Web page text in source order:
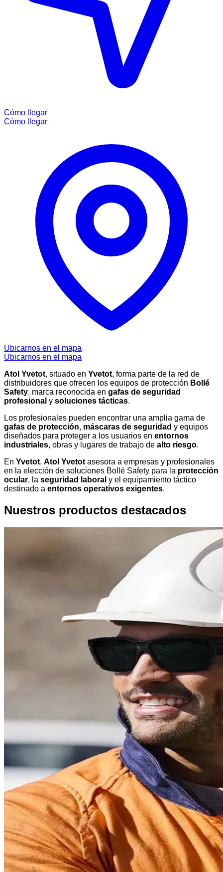
Cómo llegar
Cómo llegar
Ubicarnos en el mapa
Ubicarnos en el mapa
Atol Yvetot, situado en Yvetot, forma parte de la red de
distribuidores que ofrecen los equipos de protección Bollé
Safety, marca reconocida en gafas de seguridad
profesional y soluciones tácticas.
Los profesionales pueden encontrar una amplia gama de
gafas de protección, máscaras de seguridad y equipos
diseñados para proteger a los usuarios en entornos
industriales, obras y lugares de trabajo de alto riesgo.
En Yvetot, Atol Yvetot asesora a empresas y profesionales
en la elección de soluciones Bollé Safety para la protección
ocular, la seguridad laboral y el equipamiento táctico
destinado a entornos operativos exigentes.
Nuestros productos destacados